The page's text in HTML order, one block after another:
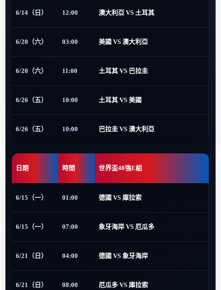
6/14（日） 12:00 澳大利亞 VS 土耳其
6/20（六） 03:00 美國 VS 澳大利亞
6/20（六） 11:00 土耳其 VS 巴拉圭
6/26（五） 10:00 土耳其 VS 美國
6/26（五） 10:00 巴拉圭 VS 澳大利亞
日期 時間 世界盃48強E組
6/15（一） 01:00 德國 VS 庫拉索
6/15（一） 07:00 象牙海岸 VS 厄瓜多
6/21（日） 04:00 德國 VS 象牙海岸
6/21（日） 08:00 厄瓜多 VS 庫拉索